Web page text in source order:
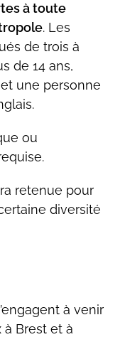
à toute
. Les
de trois à
de 14 ans,
une personne
ou
retenue pour
diversité
à venir
Brest et à